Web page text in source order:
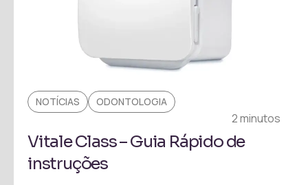
NOTÍCIAS ODONTOLOGIA
2 minutos
Vitale Class – Guia Rápido de
instruções